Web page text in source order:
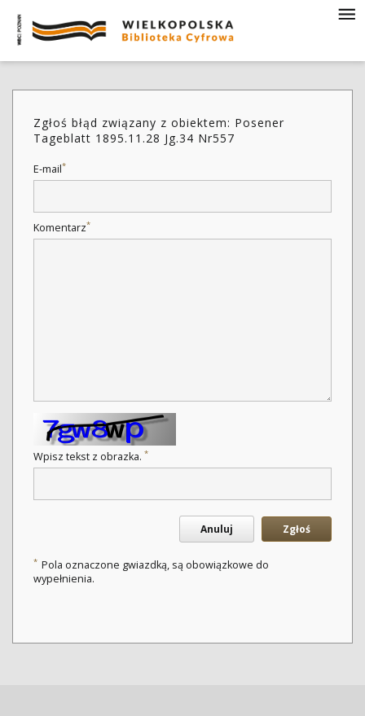
Zgłoś błąd związany z obiektem: Posener
Tageblatt 1895.11.28 Jg.34 Nr557
E-mail*
Komentarz*
Wpisz tekst z obrazka. *
Anuluj Zgłoś
* Pola oznaczone gwiazdką, są obowiązkowe do
wypełnienia.